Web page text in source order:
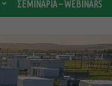
ΣΕΜΙΝΑΡΙΑ – WEBINARS